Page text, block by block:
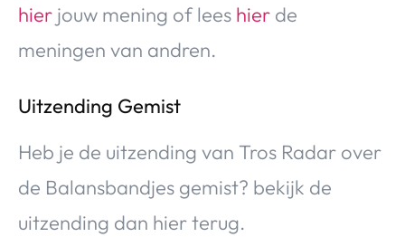
hier jouw mening of lees hier de
meningen van andren.
Uitzending Gemist
Heb je de uitzending van Tros Radar over
de Balansbandjes gemist? bekijk de
uitzending dan hier terug.